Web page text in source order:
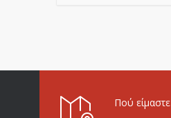
Πού είμαστε